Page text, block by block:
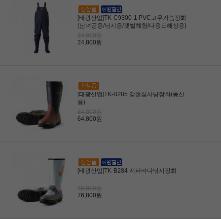
[태광산업]TK-C9300-1 PVC고무가슴장화
(남녀공용/낚시용/갯벌체험/다용도해상용)
24,800원
24,800원
[태광산업]TK-B285 강철심사냥장화(등산
용)
64,800원
64,800원
[태광산업]TK-B284 지퍼바다낚시장화
76,800원
76,800원